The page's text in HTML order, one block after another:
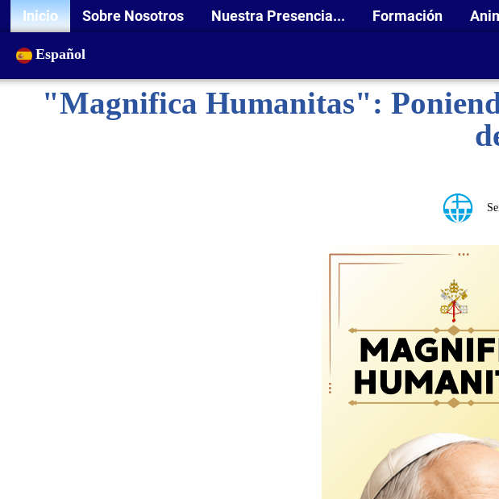
Inicio Sobre Nosotros Nuestra Presencia... Formación
Español
"Magnifica Humanitas":